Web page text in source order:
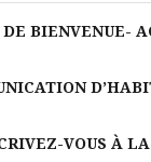
BIENVENUE-
VOUS À
»
la